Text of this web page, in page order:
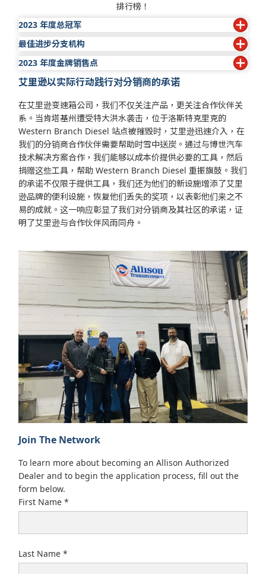
排行榜！
2023 年度总冠军
• Indel Power Group：哈泽德
• Wajax Power Systems-West：温尼伯
最佳进步分支机构
•Wajax Power Systems-Central：斯托尼溪
2023 年度金牌销售点
• ABC Transmissions Limited：萨里
• Atlantic Detroit Diesel-Allison：洛迪
• Atlantic Detroit Diesel-Allison：米德尔顿
• Central Power Systems & Services Inc.：科尔比
• Clarke Power Services-East：夏洛特
• Clarke Power Services-East：威尔明顿
• Clarke Power Services-East：金斯波特
• Clarke Power Services-East：新伯尔尼
• Florida Detroit Diesel-Allison：奥卡拉
• Florida Detroit Diesel-Allison：劳德代尔堡
• Florida Detroit Diesel-Allison：迈尔斯堡
• Florida Detroit Diesel-Allison：坦帕
• Florida Detroit Diesel-Allison：迈阿密
• Florida Detroit Diesel-Allison：巴拿马城
• Florida Detroit Diesel-Allison：奥兰多
• Indel Power Group：哈泽德
• Indel Power Group：圣克莱尔斯维尔
• Interstate PowerSystems, Inc：巴特勒
• Smith Power Products, Inc.：博伊西
• Stewart & Stevenson Power Products, LLC：休斯顿
• Stewart & Stevenson Power Products, LLC：卢博克
• United Engines, LLC：塔尔萨
• W.W. Williams Company M.W.：拜伦中心
• W.W. Williams Company M.W.：希拉德
• W.W. Williams Company M.W.：勒莫因
• W.W. Williams Company S.E.：格里尔
• W.W. Williams Company S.E.：西哥伦比亚
• W.W. Williams Company S.W.：北拉斯维加斯
• W.W. Williams Company S.W.：菲尼克斯
• Wajax Power Systems-West：温尼伯
• Wajax Power Systems-West：红鹿
• Wajax Power Systems-West：里贾纳
艾里逊以实际行动践行对分销商的承诺
在艾里逊变速箱公司，我们不仅关注产品，更关注合作伙伴关
系。当肯塔基州遭受特大洪水袭击，位于洛斯特克里克的
Western Branch Diesel 站点被摧毁时，艾里逊迅速介入，在
我们的分销商合作伙伴需要帮助时雪中送炭。通过与博世汽车
技术解决方案合作，我们能够以成本价提供必要的工具，然后
捐赠这些工具，帮助 Western Branch Diesel 重振旗鼓。我们
的承诺不仅限于提供工具，我们还为他们的新设施增添了艾里
逊品牌的便利设施，恢复他们丢失的奖项，以表彰他们来之不
易的成就。这一响应彰显了我们对分销商及其社区的承诺，证
明了艾里逊与合作伙伴风雨同舟。
Join The Network
To learn more about becoming an Allison Authorized
Dealer and to begin the application process, fill out the
form below.
First Name
Last Name